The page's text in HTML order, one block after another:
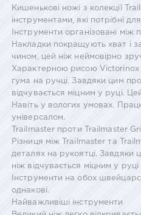
Кишенькові ножі з колекції
інструментами, які потрібні
Інструменти організовані
Накладки покращують хват і
чином, цей ніж неймовірно
Характерною рисою Victorinox
гума на ручці. Завдяки цим
відчувається міцним у руці.
Навіть у вологих умовах.
універсалом.
Trailmaster проти Trailmaster
Різниця між Trailmaster та
деталях на рукоятці. Завдяки
ніж відчувається міцним у
Інструменти на обох
однакові.
Найважливіші інструменти